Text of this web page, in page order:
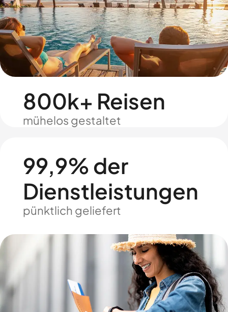
800k+ Reisen
mühelos gestaltet
99,9% der
Dienstleistungen
pünktlich geliefert